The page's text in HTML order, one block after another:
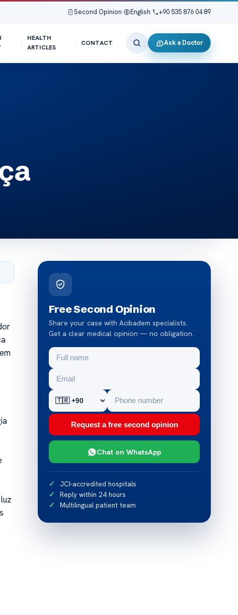
Second Opinion English +90 535 876 04 89
HEALTH
ARTICLES
CONTACT Ask a Doctor
Free Second Opinion
Share your case with Acibadem specialists.
Get a clear medical opinion — no obligation.
Request a free second opinion
Chat on WhatsApp
JCI-accredited hospitals
Reply within 24 hours
Multilingual patient team